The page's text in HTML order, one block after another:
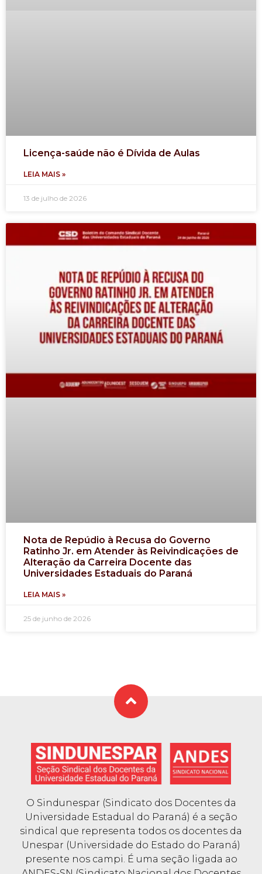
Licença-saúde não é Dívida de Aulas
LEIA MAIS »
13 de julho de 2026
Nota de Repúdio à Recusa do Governo
Ratinho Jr. em Atender às Reivindicações de
Alteração da Carreira Docente das
Universidades Estaduais do Paraná
LEIA MAIS »
25 de junho de 2026
O Sindunespar (Sindicato dos Docentes da
Universidade Estadual do Paraná) é a seção
sindical que representa todos os docentes da
Unespar (Universidade do Estado do Paraná)
presente nos campi. É uma seção ligada ao